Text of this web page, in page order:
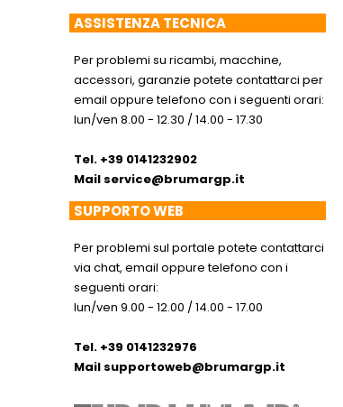
ASSISTENZA TECNICA
Per problemi su ricambi, macchine,
accessori, garanzie potete contattarci per
email oppure telefono con i seguenti orari:
lun/ven 8.00 - 12.30 / 14.00 - 17.30
Tel. +39 0141232902
Mail service@brumargp.it
SUPPORTO WEB
Per problemi sul portale potete contattarci
via chat, email oppure telefono con i
seguenti orari:
lun/ven 9.00 - 12.00 / 14.00 - 17.00
Tel. +39 0141232976
Mail supportoweb@brumargp.it